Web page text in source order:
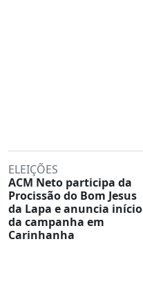
ELEIÇÕES
ACM Neto participa da
Procissão do Bom Jesus
da Lapa e anuncia início
da campanha em
Carinhanha